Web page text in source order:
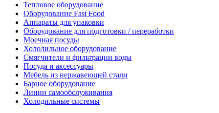
Тепловое оборудование
Оборудование Fast Food
Аппараты для упаковки
Оборудование для подготовки / переработки
Моечная посуды
Холодильное оборудование
Смягчители и фильтрации воды
Посуда и аксессуары
Мебель из нержавеющей стали
Барное оборудование
Линии самообслуживания
Холодильные системы